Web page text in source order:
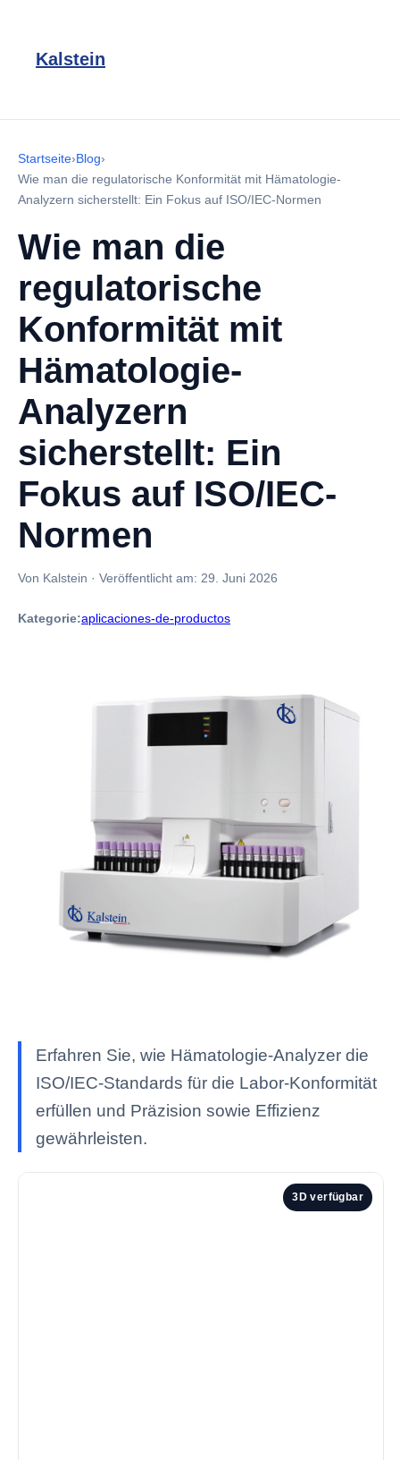
Kalstein
Startseite›Blog›
Wie man die regulatorische Konformität mit Hämatologie-
Analyzern sicherstellt: Ein Fokus auf ISO/IEC-Normen
Wie man die
regulatorische
Konformität mit
Hämatologie-
Analyzern
sicherstellt: Ein
Fokus auf ISO/IEC-
Normen
Von Kalstein · Veröffentlicht am: 29. Juni 2026
Kategorie:aplicaciones-de-productos
Erfahren Sie, wie Hämatologie-Analyzer die
ISO/IEC-Standards für die Labor-Konformität
erfüllen und Präzision sowie Effizienz
gewährleisten.
3D verfügbar